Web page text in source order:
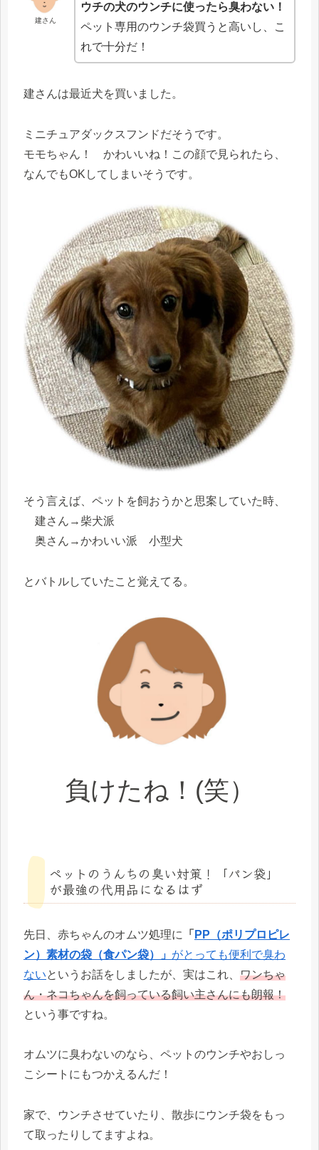
建さん
ウチの犬のウンチに使ったら臭わない！
ペット専用のウンチ袋買うと高いし、こ
れで十分だ！
建さんは最近犬を買いました。
ミニチュアダックスフンドだそうです。
モモちゃん！ かわいいね！この顔で見られたら、
なんでもOKしてしまいそうです。
そう言えば、ペットを飼おうかと思案していた時、
建さん→柴犬派
奥さん→かわいい派 小型犬
とバトルしていたこと覚えてる。
負けたね！(笑）
ペットのうんちの臭い対策！「パン袋」
が最強の代用品になるはず
先日、赤ちゃんのオムツ処理に 「 PP（ポリプロピレ
ン）素材の袋（食パン袋）」 がとっても便利で臭わ
ないというお話をしましたが、実はこれ、 ワンちゃ
ん・ネコちゃんを飼っている飼い主さんにも朗報！
という事ですね。
オムツに臭わないのなら、ペットのウンチやおしっ
こシートにもつかえるんだ！
家で、ウンチさせていたり、散歩にウンチ袋をもっ
て取ったりしてますよね。